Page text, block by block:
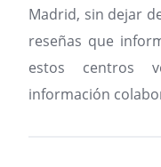
Madrid, sin dejar
reseñas que
estos centros
información